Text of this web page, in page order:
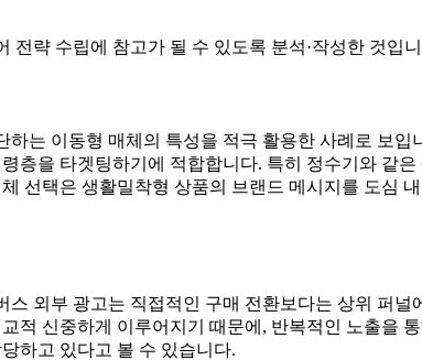
략 수립에 참고가 될 수 있도록 분석·작성한 것입
는 이동형 매체의 특성을 적극 활용한 사례로 보
을 타겟팅하기에 적합합니다. 특히 정수기와 같
선택은 생활밀착형 상품의 브랜드 메시지를 도심
외부 광고는 직접적인 구매 전환보다는 상위 퍼
신중하게 이루어지기 때문에, 반복적인 노출을
하고 있다고 볼 수 있습니다.